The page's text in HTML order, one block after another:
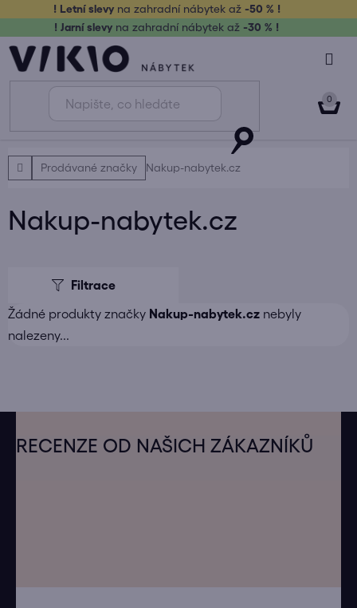
obsah
! Letní slevy na zahradní nábytek až-50 % !
! Jarní slevy na zahradní nábytek až -30 % !
DomůProdávané značky Nakup-nabytek.cz
Nakup-nabytek.cz
Žádné produkty značky Nakup-nabytek.cz nebyly
nalezeny...
RECENZE OD NAŠICH ZÁKAZNÍKŮ